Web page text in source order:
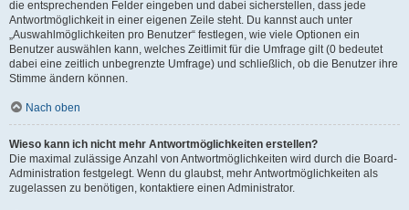
die entsprechenden Felder eingeben und dabei sicherstellen, dass jede
Antwortmöglichkeit in einer eigenen Zeile steht. Du kannst auch unter
„Auswahlmöglichkeiten pro Benutzer“ festlegen, wie viele Optionen ein
Benutzer auswählen kann, welches Zeitlimit für die Umfrage gilt (0 bedeutet
dabei eine zeitlich unbegrenzte Umfrage) und schließlich, ob die Benutzer ihre
Stimme ändern können.
Nach oben
Wieso kann ich nicht mehr Antwortmöglichkeiten erstellen?
Die maximal zulässige Anzahl von Antwortmöglichkeiten wird durch die Board-
Administration festgelegt. Wenn du glaubst, mehr Antwortmöglichkeiten als
zugelassen zu benötigen, kontaktiere einen Administrator.